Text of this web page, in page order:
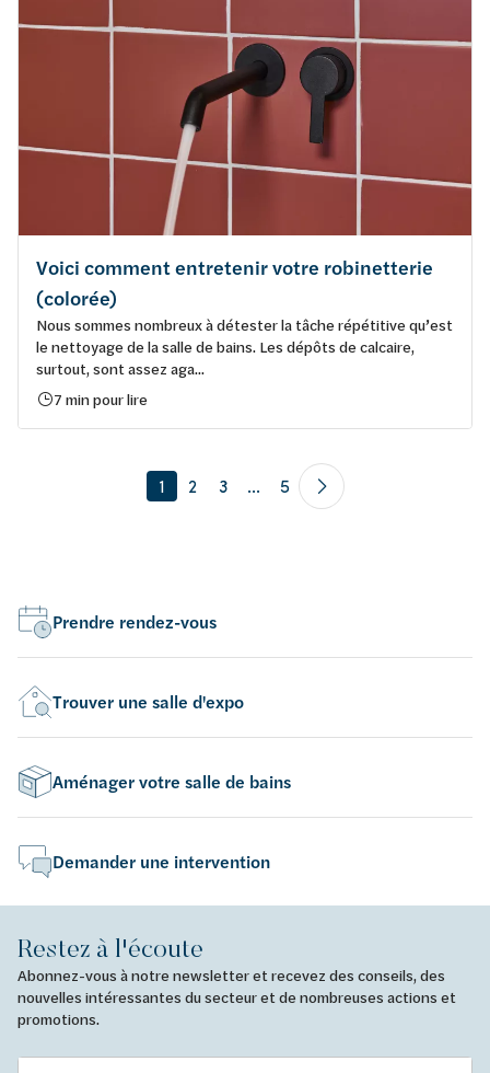
Voici comment entretenir votre robinetterie
(colorée)
Nous sommes nombreux à détester la tâche répétitive qu’est
le nettoyage de la salle de bains. Les dépôts de calcaire,
surtout, sont assez aga...
7 min pour lire
1 2 3 ... 5
Prendre rendez-vous
Trouver une salle d'expo
Aménager votre salle de bains
Demander une intervention
Restez à l'écoute
Abonnez-vous à notre newsletter et recevez des conseils, des
nouvelles intéressantes du secteur et de nombreuses actions et
promotions.